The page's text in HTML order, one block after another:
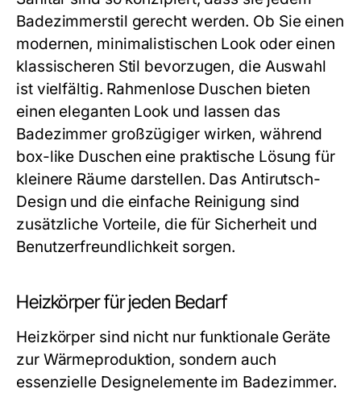
Badezimmerstil gerecht werden. Ob Sie einen
modernen, minimalistischen Look oder einen
klassischeren Stil bevorzugen, die Auswahl
ist vielfältig. Rahmenlose Duschen bieten
einen eleganten Look und lassen das
Badezimmer großzügiger wirken, während
box-like Duschen eine praktische Lösung für
kleinere Räume darstellen. Das Antirutsch-
Design und die einfache Reinigung sind
zusätzliche Vorteile, die für Sicherheit und
Benutzerfreundlichkeit sorgen.
Heizkörper für jeden Bedarf
Heizkörper sind nicht nur funktionale Geräte
zur Wärmeproduktion, sondern auch
essenzielle Designelemente im Badezimmer.